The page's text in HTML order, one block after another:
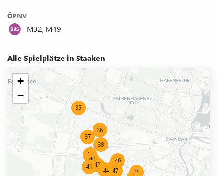
ÖPNV
M32, M49
Alle Spielplätze in Staaken
+
−